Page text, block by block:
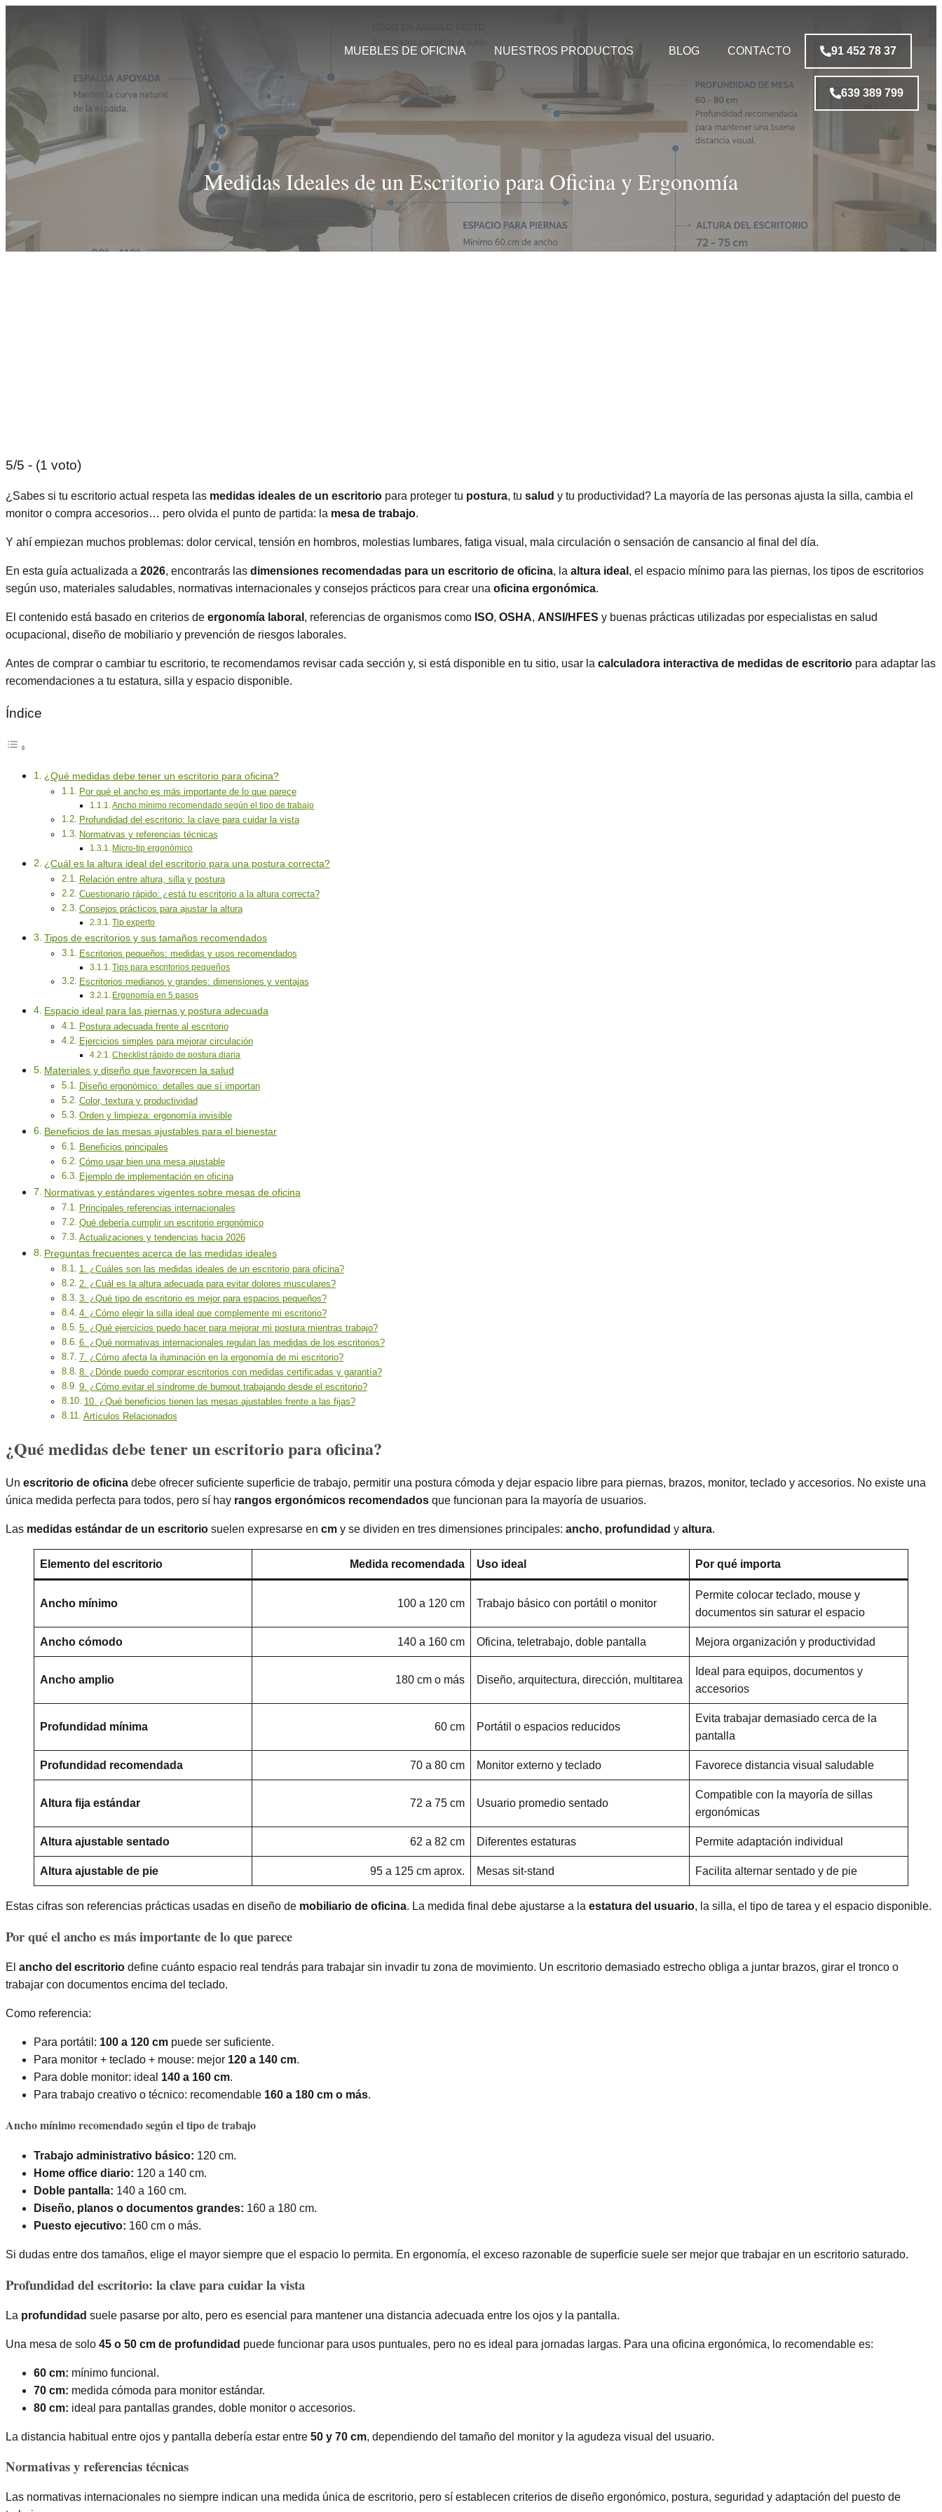
MUEBLES DE OFICINA NUESTROS PRODUCTOS BLOG CONTACTO 91 452 78 37
639 389 799
Medidas Ideales de un Escritorio para Oficina y Ergonomía
5/5 - (1 voto)
¿Sabes si tu escritorio actual respeta las medidas ideales de un escritorio para proteger tu postura, tu salud y tu productividad? La mayoría de las personas ajusta la silla, cambia el
monitor o compra accesorios… pero olvida el punto de partida: la mesa de trabajo.
Y ahí empiezan muchos problemas: dolor cervical, tensión en hombros, molestias lumbares, fatiga visual, mala circulación o sensación de cansancio al final del día.
En esta guía actualizada a 2026, encontrarás las dimensiones recomendadas para un escritorio de oficina, la altura ideal , el espacio mínimo para las piernas, los tipos de escritorios
según uso, materiales saludables, normativas internacionales y consejos prácticos para crear una oficina ergonómica.
El contenido está basado en criterios de ergonomía laboral , referencias de organismos como ISO, OSHA, ANSI/HFES y buenas prácticas utilizadas por especialistas en salud
ocupacional, diseño de mobiliario y prevención de riesgos laborales.
Antes de comprar o cambiar tu escritorio, te recomendamos revisar cada sección y, si está disponible en tu sitio, usar la calculadora interactiva de medidas de escritorio para adaptar las
recomendaciones a tu estatura, silla y espacio disponible.
Índice
¿Qué medidas debe tener un escritorio para oficina?
Por qué el ancho es más importante de lo que parece
Ancho mínimo recomendado según el tipo de trabajo
Profundidad del escritorio: la clave para cuidar la vista
Normativas y referencias técnicas
Micro-tip ergonómico
¿Cuál es la altura ideal del escritorio para una postura correcta?
Relación entre altura, silla y postura
Cuestionario rápido: ¿está tu escritorio a la altura correcta?
Consejos prácticos para ajustar la altura
Tip experto
Tipos de escritorios y sus tamaños recomendados
Escritorios pequeños: medidas y usos recomendados
Tips para escritorios pequeños
Escritorios medianos y grandes: dimensiones y ventajas
Ergonomía en 5 pasos
Espacio ideal para las piernas y postura adecuada
Postura adecuada frente al escritorio
Ejercicios simples para mejorar circulación
Checklist rápido de postura diaria
Materiales y diseño que favorecen la salud
Diseño ergonómico: detalles que sí importan
Color, textura y productividad
Orden y limpieza: ergonomía invisible
Beneficios de las mesas ajustables para el bienestar
Beneficios principales
Cómo usar bien una mesa ajustable
Ejemplo de implementación en oficina
Normativas y estándares vigentes sobre mesas de oficina
Principales referencias internacionales
Qué debería cumplir un escritorio ergonómico
Actualizaciones y tendencias hacia 2026
Preguntas frecuentes acerca de las medidas ideales
1. ¿Cuáles son las medidas ideales de un escritorio para oficina?
2. ¿Cuál es la altura adecuada para evitar dolores musculares?
3. ¿Qué tipo de escritorio es mejor para espacios pequeños?
4. ¿Cómo elegir la silla ideal que complemente mi escritorio?
5. ¿Qué ejercicios puedo hacer para mejorar mi postura mientras trabajo?
6. ¿Qué normativas internacionales regulan las medidas de los escritorios?
7. ¿Cómo afecta la iluminación en la ergonomía de mi escritorio?
8. ¿Dónde puedo comprar escritorios con medidas certificadas y garantía?
9. ¿Cómo evitar el síndrome de burnout trabajando desde el escritorio?
10. ¿Qué beneficios tienen las mesas ajustables frente a las fijas?
Artículos Relacionados
¿Qué medidas debe tener un escritorio para oficina?
Un escritorio de oficina debe ofrecer suficiente superficie de trabajo, permitir una postura cómoda y dejar espacio libre para piernas, brazos, monitor, teclado y accesorios. No existe una
única medida perfecta para todos, pero sí hay rangos ergonómicos recomendados que funcionan para la mayoría de usuarios.
Las medidas estándar de un escritorio suelen expresarse en cm y se dividen en tres dimensiones principales: ancho, profundidad y altura.
Elemento del escritorio Medida recomendada Uso ideal Por qué importa
Ancho mínimo 100 a 120 cm Trabajo básico con portátil o monitor
Permite colocar teclado, mouse y
documentos sin saturar el espacio
Ancho cómodo 140 a 160 cm Oficina, teletrabajo, doble pantalla Mejora organización y productividad
Ancho amplio 180 cm o más Diseño, arquitectura, dirección, multitarea
Ideal para equipos, documentos y
accesorios
Profundidad mínima 60 cm Portátil o espacios reducidos
Evita trabajar demasiado cerca de la
pantalla
Profundidad recomendada 70 a 80 cm Monitor externo y teclado Favorece distancia visual saludable
Altura fija estándar 72 a 75 cm Usuario promedio sentado
Compatible con la mayoría de sillas
ergonómicas
Altura ajustable sentado 62 a 82 cm Diferentes estaturas Permite adaptación individual
Altura ajustable de pie 95 a 125 cm aprox. Mesas sit-stand Facilita alternar sentado y de pie
Estas cifras son referencias prácticas usadas en diseño de mobiliario de oficina. La medida final debe ajustarse a la estatura del usuario, la silla, el tipo de tarea y el espacio disponible.
Por qué el ancho es más importante de lo que parece
El ancho del escritorio define cuánto espacio real tendrás para trabajar sin invadir tu zona de movimiento. Un escritorio demasiado estrecho obliga a juntar brazos, girar el tronco o
trabajar con documentos encima del teclado.
Como referencia:
Para portátil: 100 a 120 cm puede ser suficiente.
Para monitor + teclado + mouse: mejor 120 a 140 cm.
Para doble monitor: ideal 140 a 160 cm.
Para trabajo creativo o técnico: recomendable 160 a 180 cm o más.
Ancho mínimo recomendado según el tipo de trabajo
Trabajo administrativo básico: 120 cm.
Home office diario: 120 a 140 cm.
Doble pantalla: 140 a 160 cm.
Diseño, planos o documentos grandes: 160 a 180 cm.
Puesto ejecutivo: 160 cm o más.
Si dudas entre dos tamaños, elige el mayor siempre que el espacio lo permita. En ergonomía, el exceso razonable de superficie suele ser mejor que trabajar en un escritorio saturado.
Profundidad del escritorio: la clave para cuidar la vista
La profundidad suele pasarse por alto, pero es esencial para mantener una distancia adecuada entre los ojos y la pantalla.
Una mesa de solo 45 o 50 cm de profundidad puede funcionar para usos puntuales, pero no es ideal para jornadas largas. Para una oficina ergonómica, lo recomendable es:
60 cm: mínimo funcional.
70 cm: medida cómoda para monitor estándar.
80 cm: ideal para pantallas grandes, doble monitor o accesorios.
La distancia habitual entre ojos y pantalla debería estar entre 50 y 70 cm, dependiendo del tamaño del monitor y la agudeza visual del usuario.
Normativas y referencias técnicas
Las normativas internacionales no siempre indican una medida única de escritorio, pero sí establecen criterios de diseño ergonómico, postura, seguridad y adaptación del puesto de